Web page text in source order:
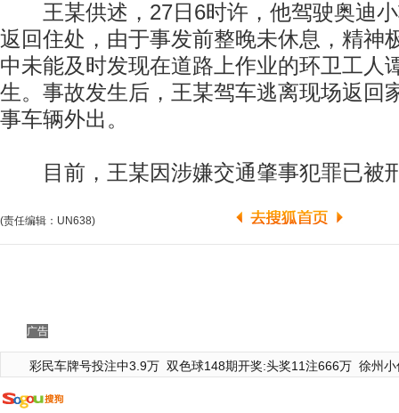
王某供述，27日6时许，他驾驶奥迪小
返回住处，由于事发前整晚未休息，精神
中未能及时发现在道路上作业的环卫工人
生。事故发生后，王某驾车逃离现场返回
事车辆外出。
目前，王某因涉嫌交通肇事犯罪已被
(责任编辑：UN638)
广告
彩民车牌号投注中3.9万 双色球148期开奖:头奖11注666万 徐州